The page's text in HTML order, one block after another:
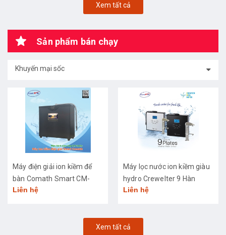
Xem tất cả
Sản phẩm bán chạy
Khuyến mại sốc
Máy điện giải ion kiềm để
bàn Comath Smart CM-
3668
Liên hệ
Máy lọc nước ion kiềm giàu
hydro Crewelter 9 Hàn
Quốc
Liên hệ
Xem tất cả